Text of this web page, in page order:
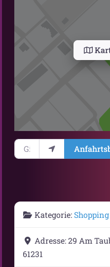
Gib deinen Standort ein.
Kategorie: Shopping
Adresse:29 Am
61231